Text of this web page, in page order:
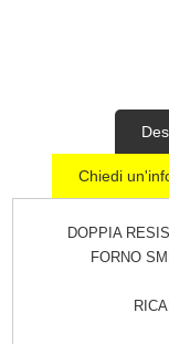
Chiedi
DOPPIA
FORNO